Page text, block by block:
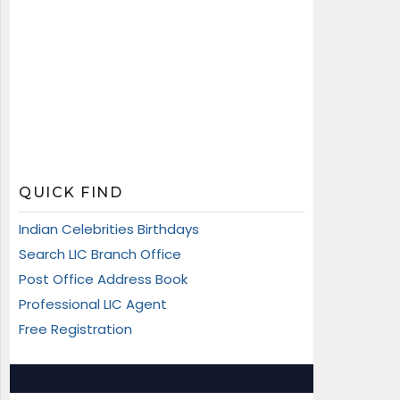
QUICK FIND
Indian Celebrities Birthdays
Search LIC Branch Office
Post Office Address Book
Professional LIC Agent
Free Registration